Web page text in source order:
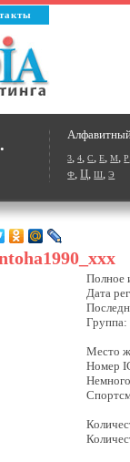
3,4,C,E,M,P
Ф,Ц,Ш,Э
Полное
Дата
Место
Номер